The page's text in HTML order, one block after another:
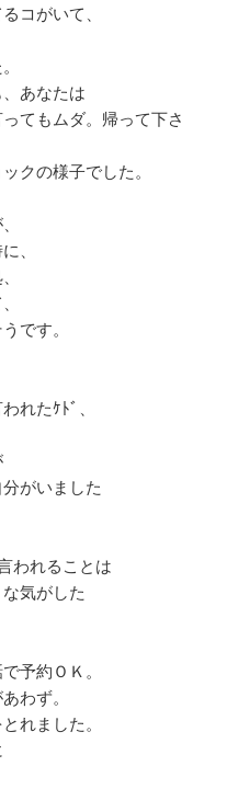
コがいて、
あなたは
てもムダ。帰って下さ
クの様子でした。
、
です。
れたｹﾄﾞ、
がいました
われることは
気がした
予約ＯＫ。
わず。
れました。